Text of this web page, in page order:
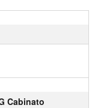
Cabinato